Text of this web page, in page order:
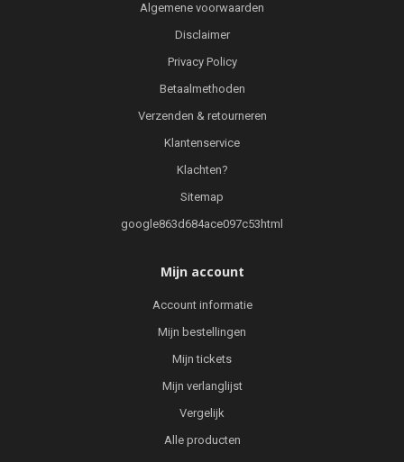
Algemene voorwaarden
Disclaimer
Privacy Policy
Betaalmethoden
Verzenden & retourneren
Klantenservice
Klachten?
Sitemap
google863d684ace097c53html
Mijn account
Account informatie
Mijn bestellingen
Mijn tickets
Mijn verlanglijst
Vergelijk
Alle producten